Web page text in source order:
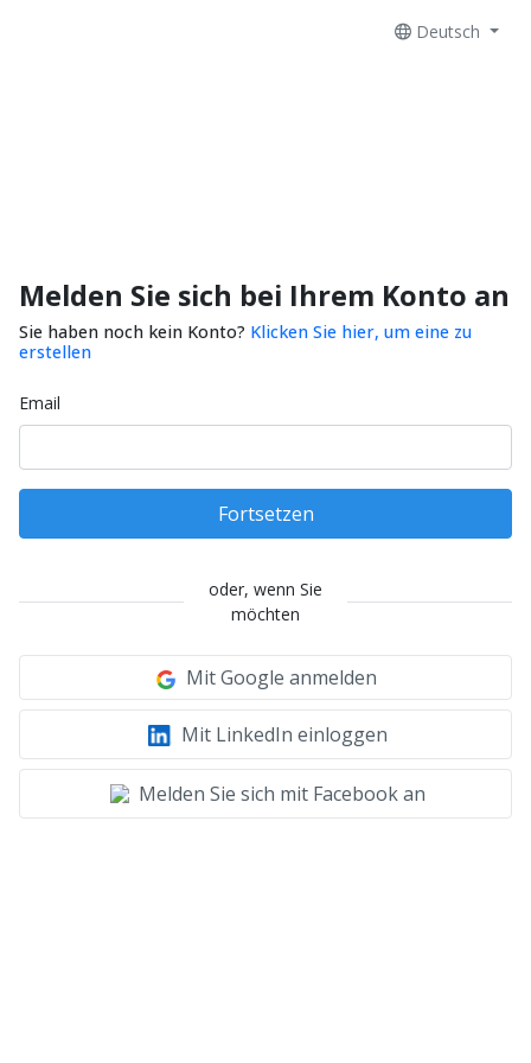
Deutsch
Melden Sie sich bei Ihrem Konto an
Sie haben noch kein Konto? Klicken Sie hier, um eine zu
erstellen
Email
Fortsetzen
oder, wenn Sie
möchten
Mit Google anmelden
Mit LinkedIn einloggen
Melden Sie sich mit Facebook an